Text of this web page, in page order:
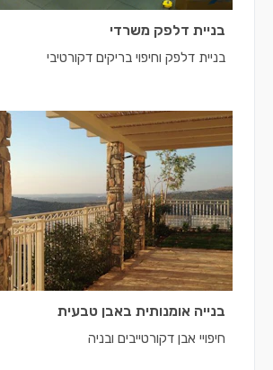
בניית דלפק משרדי
בניית דלפק וחיפוי בריקים דקורטיבי
בנייה אומנותית באבן טבעית
חיפויי אבן דקורטייבים ובניה